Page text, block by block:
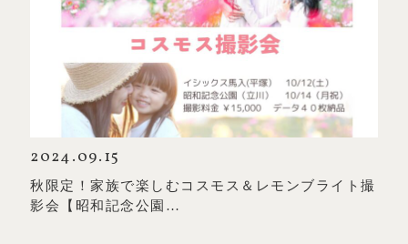
2024.09.15
秋限定！家族で楽しむコスモス＆レモンブライト撮
影会【昭和記念公園…